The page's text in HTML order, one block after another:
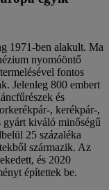
1971-ben alakult. Ma
nyomóöntő
fontos
Jelenleg 800 embert
és
, kerékpár-,
gyárt kiváló minőségű
25 százaléka
származik. Az
és 2020
építettek be.